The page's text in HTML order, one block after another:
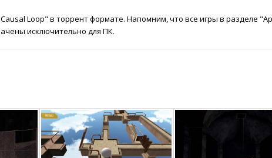
Loop" в торрент формате. Напомним, что все игры в разделе
исключительно для ПК.